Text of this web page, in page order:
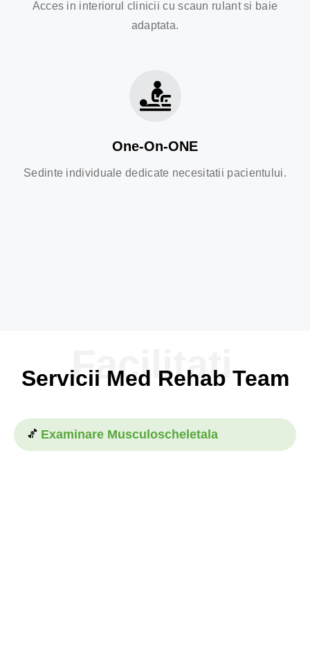
Acces in interiorul clinicii cu scaun rulant si baie
adaptata.
One-On-ONE
Sedinte individuale dedicate necesitatii pacientului.
Servicii Med Rehab Team
Examinare Musculoscheletala
Facilitati